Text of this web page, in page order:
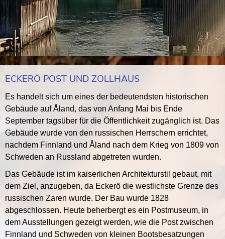
ECKERÖ POST UND ZOLLHAUS
Es handelt sich um eines der bedeutendsten historischen
Gebäude auf Åland, das von Anfang Mai bis Ende
September tagsüber für die Öffentlichkeit zugänglich ist. Das
Gebäude wurde von den russischen Herrschern errichtet,
nachdem Finnland und Åland nach dem Krieg von 1809 von
Schweden an Russland abgetreten wurden.
Das Gebäude ist im kaiserlichen Architekturstil gebaut, mit
dem Ziel, anzugeben, da Eckerö die westlichste Grenze des
russischen Zaren wurde. Der Bau wurde 1828
abgeschlossen. Heute beherbergt es ein Postmuseum, in
dem Ausstellungen gezeigt werden, wie die Post zwischen
Finnland und Schweden von kleinen Bootsbesatzungen